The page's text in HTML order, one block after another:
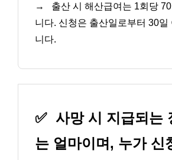
→
출산 시 해산급여는 1회당
니다. 신청은 출산일로부터 30일
니다.
✅ 사망 시 지급되는
는 얼마이며, 누가 신